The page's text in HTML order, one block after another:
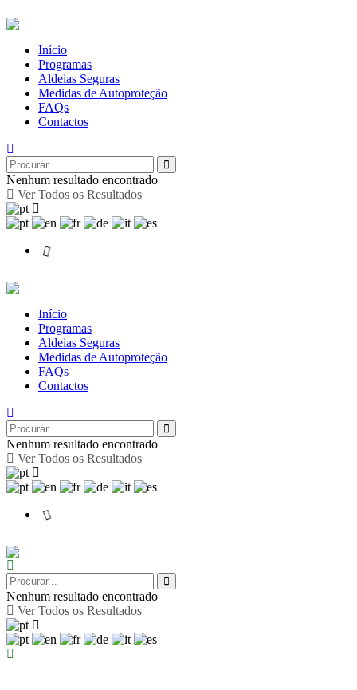
Início
Programas
Aldeias Seguras
Medidas de Autoproteção
FAQs
Contactos
Nenhum resultado encontrado
Ver Todos os Resultados
Início
Programas
Aldeias Seguras
Medidas de Autoproteção
FAQs
Contactos
Nenhum resultado encontrado
Ver Todos os Resultados
Nenhum resultado encontrado
Ver Todos os Resultados